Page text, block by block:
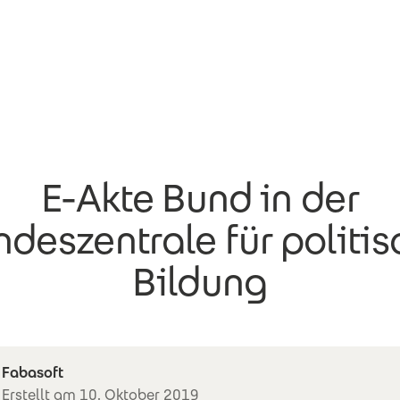
E-Akte Bund in der
für
Bildung
Fabasoft
Erstellt am 10. Oktober 2019